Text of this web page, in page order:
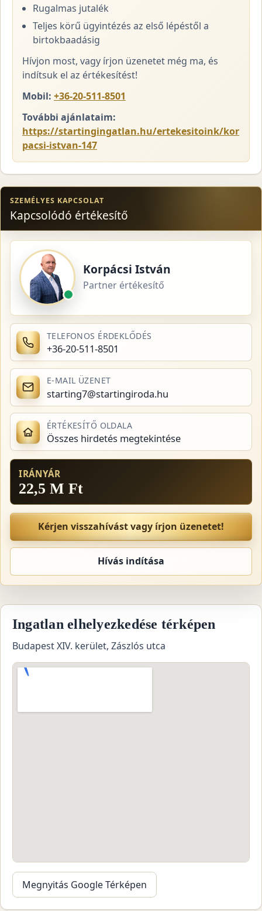
Rugalmas jutalék
Teljes körű ügyintézés az első lépéstől a
birtokbaadásig
Hívjon most, vagy írjon üzenetet még ma, és
indítsuk el az értékesítést!
Mobil: +36-20-511-8501
További ajánlataim:
https://startingingatlan.hu/ertekesitoink/kor
pacsi-istvan-147
SZEMÉLYES KAPCSOLAT
Kapcsolódó értékesítő
Korpácsi István
Partner értékesítő
TELEFONOS ÉRDEKLŐDÉS
+36-20-511-8501
E-MAIL ÜZENET
starting7@startingiroda.hu
ÉRTÉKESÍTŐ OLDALA
Összes hirdetés megtekintése
IRÁNYÁR
22,5 M Ft
Kérjen visszahívást vagy írjon üzenetet!
Hívás indítása
Ingatlan elhelyezkedése térképen
Budapest XIV. kerület, Zászlós utca
Megnyitás Google Térképen